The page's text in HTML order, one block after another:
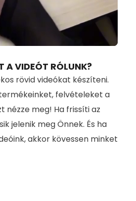
100.00%
A VIDEÓT RÓLUNK?
rövid videókat készíteni.
felvételeket a
nézze meg! Ha frissíti az
jelenik meg Önnek. És ha
akkor kövessen minket